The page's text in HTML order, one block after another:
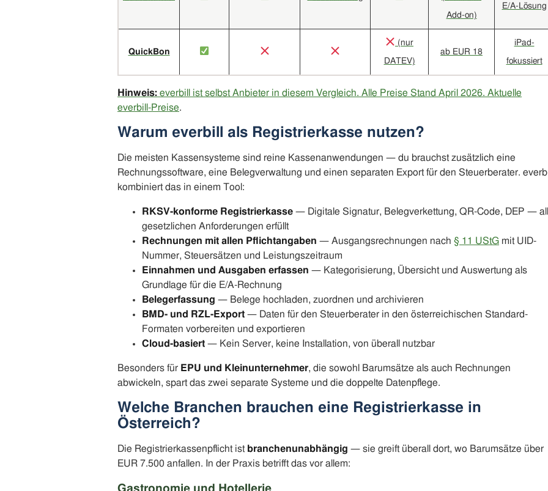
Add-on)
E/A-Lösung
QuickBon
(nur
DATEV)
ab EUR 18
iPad-
fokussiert
Hinweis: everbill ist selbst Anbieter in diesem Vergleich. Alle Preise Stand April 2026. Aktuelle
everbill-Preise.
Warum everbill als Registrierkasse nutzen?
Die meisten Kassensysteme sind reine Kassenanwendungen — du brauchst zusätzlich eine
Rechnungssoftware, eine Belegverwaltung und einen separaten Export für den Steuerberater.
kombiniert das in einem Tool:
RKSV-konforme Registrierkasse — Digitale Signatur, Belegverkettung, QR-Code, DEP —
gesetzlichen Anforderungen erfüllt
Rechnungen mit allen Pflichtangaben — Ausgangsrechnungen nach § 11 UStG mit UID-
Nummer, Steuersätzen und Leistungszeitraum
Einnahmen und Ausgaben erfassen — Kategorisierung, Übersicht und Auswertung als
Grundlage für die E/A-Rechnung
Belegerfassung — Belege hochladen, zuordnen und archivieren
BMD- und RZL-Export — Daten für den Steuerberater in den österreichischen Standard-
Formaten vorbereiten und exportieren
Cloud-basiert — Kein Server, keine Installation, von überall nutzbar
Besonders für EPU und Kleinunternehmer, die sowohl Barumsätze als auch Rechnungen
abwickeln, spart das zwei separate Systeme und die doppelte Datenpflege.
Welche Branchen brauchen eine Registrierkasse in
Österreich?
Die Registrierkassenpflicht ist branchenunabhängig — sie greift überall dort, wo Barumsätze über
EUR 7.500 anfallen. In der Praxis betrifft das vor allem: